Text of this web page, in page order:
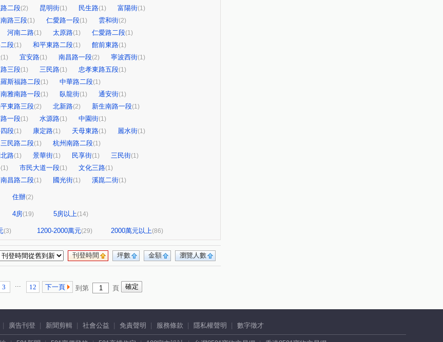
二段(2) 昆明街(1) 民生路(1) 富陽街(1)
路三段(1) 仁愛路一段(1) 雲和街(2)
河南二路(1) 太原路(1) 仁愛路二段(1)
段(1) 和平東路二段(1) 館前東路(1)
(1) 宜安路(1) 南昌路一段(2) 寧波西街(1)
三段(1) 三民路(1) 忠孝東路五段(1)
羅斯福路二段(1) 中華路二段(1)
南雅南路一段(1) 臥龍街(1) 通安街(1)
東路三段(2) 北新路(2) 新生南路一段(1)
一段(1) 水源路(1) 中園街(1)
段(1) 康定路(1) 天母東路(1) 麗水街(1)
三民路二段(1) 杭州南路二段(1)
路(1) 景華街(1) 民享街(1) 三民街(1)
(1) 市民大道一段(1) 文化三路(1)
南昌路二段(1) 國光街(1) 溪崑二街(1)
住辦(2)
4房(19) 5房以上(14)
(3) 1200-2000萬元(29) 2000萬元以上(86)
瀏覽人數
金額
坪數
刊登時間
3 ... 12 下一頁 到第 頁
廣告刊登 新聞剪輯 社會公益 免責聲明 服務條款 隱私權聲明 數字徵才